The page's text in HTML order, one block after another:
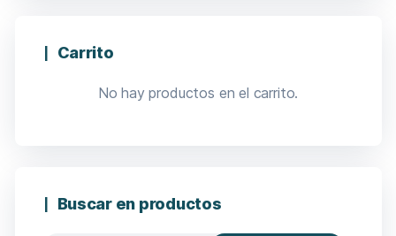
Carrito
No hay productos en el carrito.
Buscar en productos